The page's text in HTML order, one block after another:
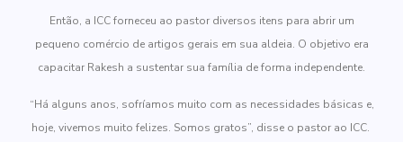
Então, a ICC forneceu ao pastor diversos itens para abrir um
pequeno comércio de artigos gerais em sua aldeia. O objetivo era
capacitar Rakesh a sustentar sua família de forma independente.
“Há alguns anos, sofríamos muito com as necessidades básicas e,
hoje, vivemos muito felizes. Somos gratos”, disse o pastor ao ICC.